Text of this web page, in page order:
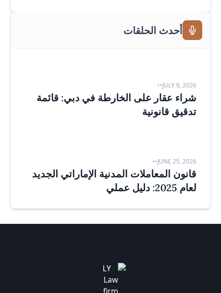
أحدث الحلقات
JULY 9, 2026
•
•
شراء عقار على الخارطة في دبي: قائمة
تدقيق قانونية
JUNE 25, 2026
•
•
قانون المعاملات المدنية الإماراتي الجديد
لعام 2025: دليل عملي